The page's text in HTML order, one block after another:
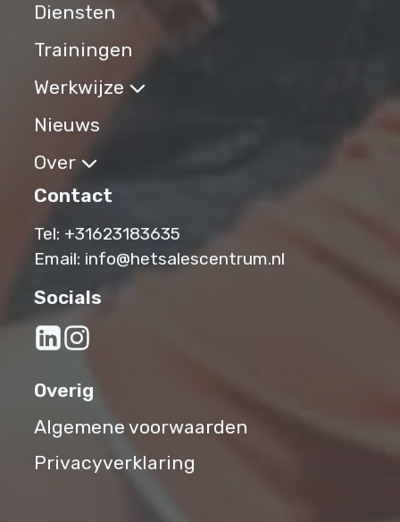
Diensten
Trainingen
Werkwijze
Nieuws
Over
Contact
Tel: +31623183635‬
Email: info@hetsalescentrum.nl
Socials
Overig
Algemene voorwaarden
Privacyverklaring